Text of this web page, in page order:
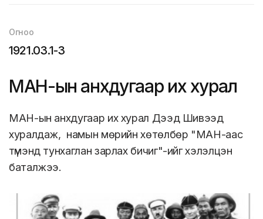
Огноо
1921.03.1-3
МАН-ын анхдугаар их хурал
МАН-ын анхдугаар их хурал Дээд Шивээд
хуралдаж, намын мөрийн хөтөлбөр "МАН-аас
түмэнд тунхаглан зарлах бичиг"-ийг хэлэлцэн
баталжээ.